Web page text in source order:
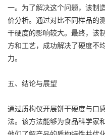
一。为了解决这个问题，该制
价分析。通过对比不同样品的
干硬度的影响较大。最终，该
方和工艺，成功解决了硬度不
力。
五、结论与展望
通过质构仪开展饼干硬度与口
法。该方法能够为食品科学家